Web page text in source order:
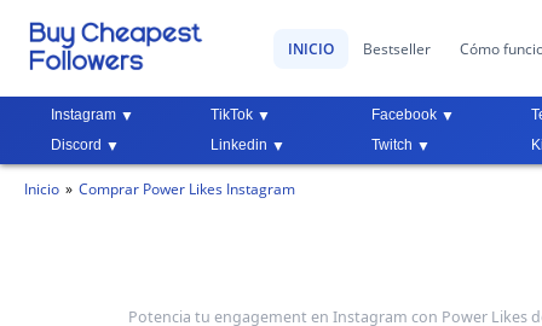
INICIO Bestseller Cómo
Instagram TikTok Facebook
Discord
Linkedin Twitch
Inicio Comprar Power Likes Instagram
Potencia tu engagement en Instagram con Power Likes